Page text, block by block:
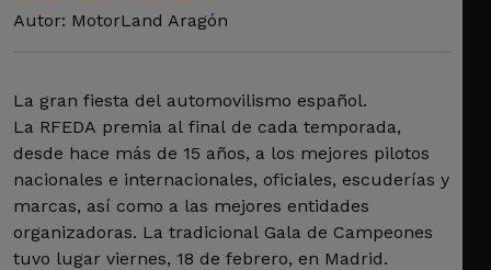
Autor: MotorLand Aragón
La gran fiesta del automovilismo español.
La RFEDA premia al final de cada temporada,
desde hace más de 15 años, a los mejores pilotos
nacionales e internacionales, oficiales, escuderías y
marcas, así como a las mejores entidades
organizadoras. La tradicional Gala de Campeones
tuvo lugar viernes, 18 de febrero, en Madrid.